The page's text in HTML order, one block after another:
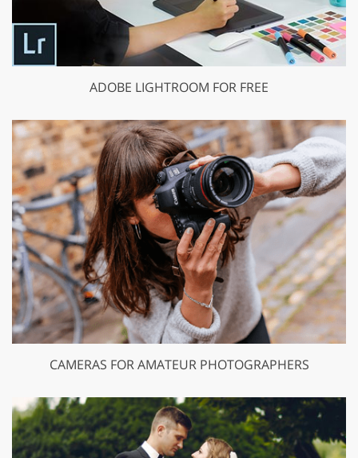
ADOBE LIGHTROOM FOR FREE
CAMERAS FOR AMATEUR PHOTOGRAPHERS